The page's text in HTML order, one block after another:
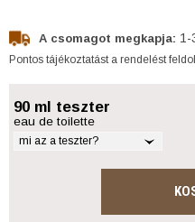
A csomagot megkapja: 1-
Pontos tájékoztatást a rendelést
90 ml teszter
eau de toilette
mi az a teszter?